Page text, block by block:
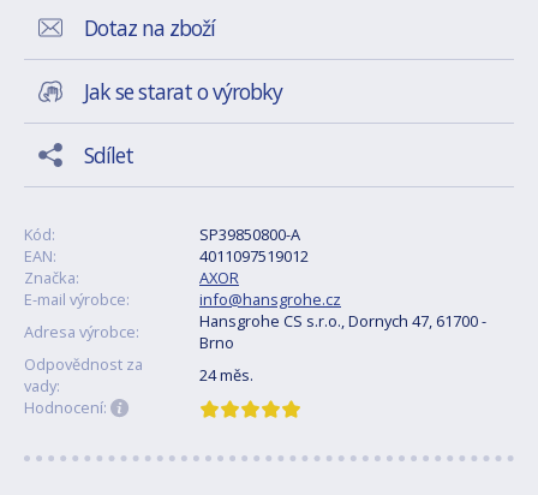
Dotaz na zboží
Jak se starat o výrobky
Sdílet
Kód:
SP39850800-A
EAN:
4011097519012
Značka:
AXOR
E-mail výrobce:
info@hansgrohe.cz
Adresa výrobce:
Hansgrohe CS s.r.o., Dornych 47, 61700 -
Brno
Odpovědnost za
vady:
24 měs.
Hodnocení: